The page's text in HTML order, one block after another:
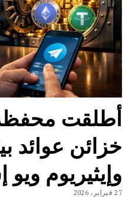
أطلقت محفظة
خزائن عوائد
وإيثيريوم
27 فبراير، 2026